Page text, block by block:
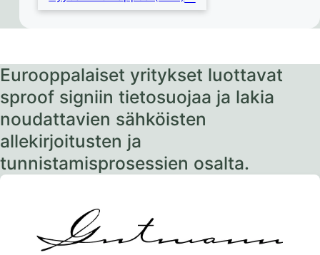
Eurooppalaiset yritykset luottavat
sproof signiin tietosuojaa ja lakia
noudattavien sähköisten
allekirjoitusten ja
tunnistamisprosessien osalta.